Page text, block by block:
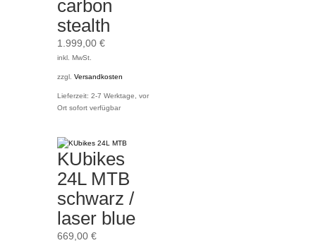
carbon
stealth
1.999,00 €
inkl. MwSt.
zzgl. Versandkosten
Lieferzeit: 2-7 Werktage, vor
Ort sofort verfügbar
KUbikes
24L MTB
schwarz /
laser blue
669,00 €